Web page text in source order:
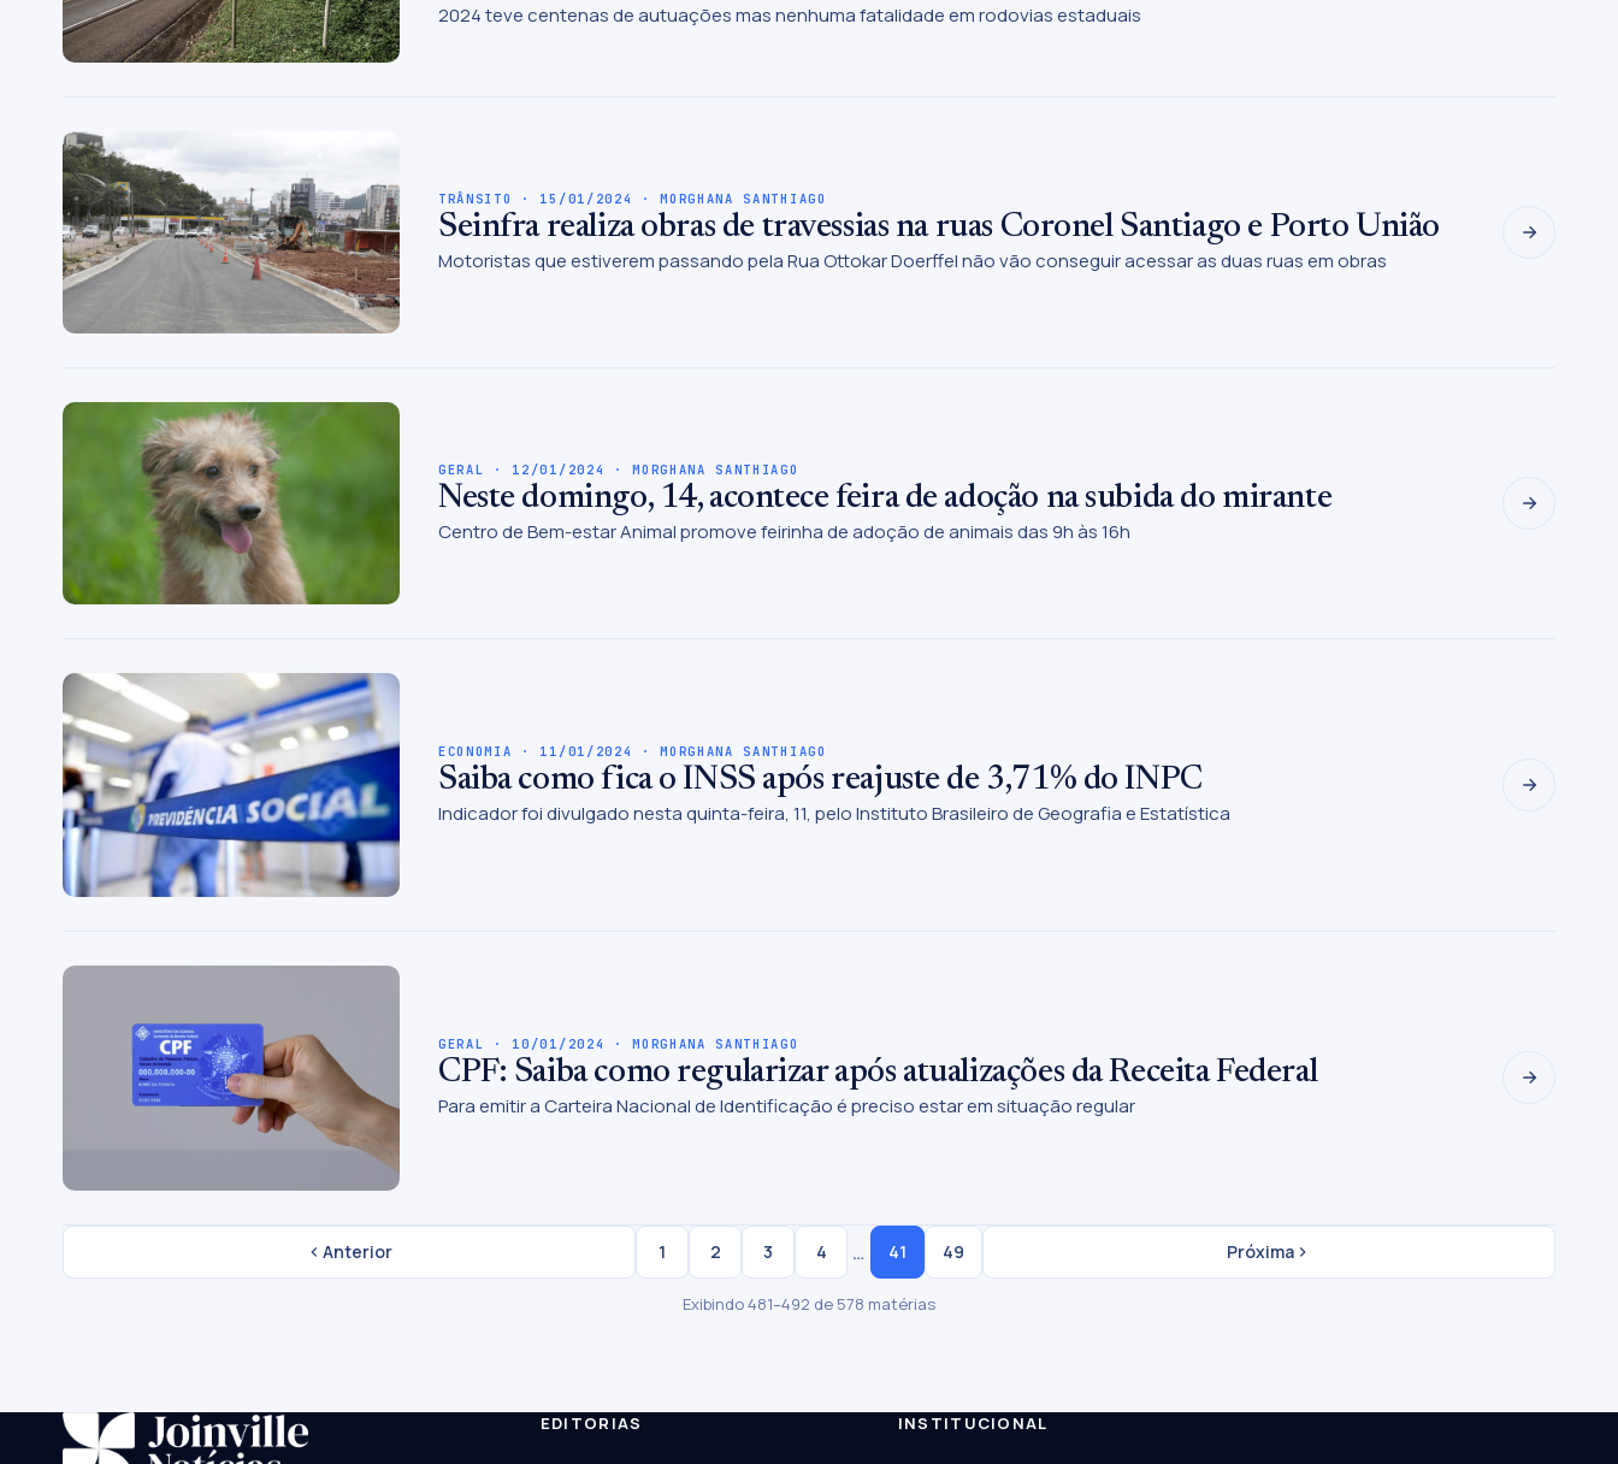
2024 teve centenas de autuações mas nenhuma fatalidade em rodovias estaduais
TRÂNSITO · 15/01/2024 · MORGHANA SANTHIAGO
Seinfra realiza obras de travessias na ruas Coronel Santiago e Porto União
Motoristas que estiverem passando pela Rua Ottokar Doerffel não vão conseguir acessar as duas ruas em obras
GERAL · 12/01/2024 · MORGHANA SANTHIAGO
Neste domingo, 14, acontece feira de adoção na subida do mirante
Centro de Bem-estar Animal promove feirinha de adoção de animais das 9h às 16h
ECONOMIA · 11/01/2024 · MORGHANA SANTHIAGO
Saiba como fica o INSS após reajuste de 3,71% do INPC
Indicador foi divulgado nesta quinta-feira, 11, pelo Instituto Brasileiro de Geografia e Estatística
GERAL · 10/01/2024 · MORGHANA SANTHIAGO
CPF: Saiba como regularizar após atualizações da Receita Federal
Para emitir a Carteira Nacional de Identificação é preciso estar em situação regular
Anterior 1 2 3 4 … 41 49 Próxima
Exibindo 481–492 de 578 matérias
EDITORIAS INSTITUCIONAL